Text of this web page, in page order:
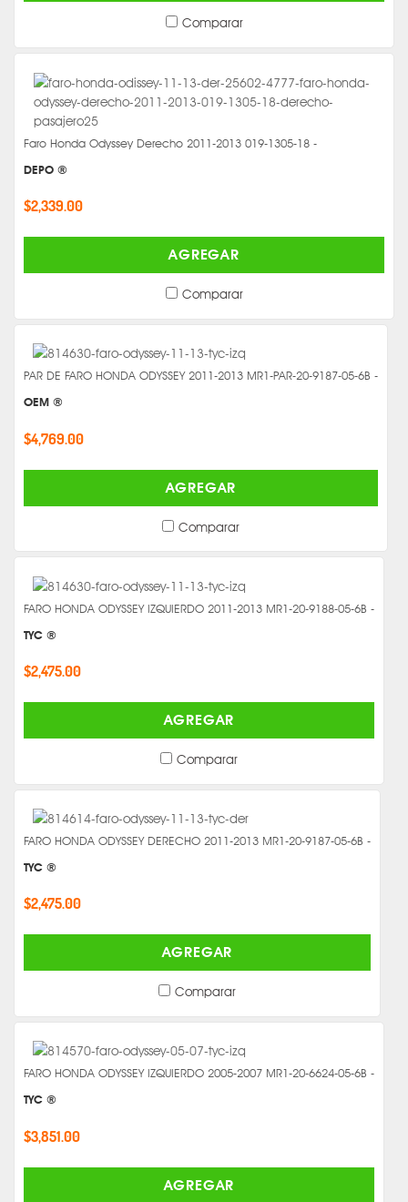
Comparar
Faro Honda Odyssey Derecho 2011-2013 019-1305-18 -
DEPO ®
$2,339.00
AGREGAR
Comparar
PAR DE FARO HONDA ODYSSEY 2011-2013 MR1-PAR-20-9187-05-6B -
OEM ®
$4,769.00
AGREGAR
Comparar
FARO HONDA ODYSSEY IZQUIERDO 2011-2013 MR1-20-9188-05-6B -
TYC ®
$2,475.00
AGREGAR
Comparar
FARO HONDA ODYSSEY DERECHO 2011-2013 MR1-20-9187-05-6B -
TYC ®
$2,475.00
AGREGAR
Comparar
FARO HONDA ODYSSEY IZQUIERDO 2005-2007 MR1-20-6624-05-6B -
TYC ®
$3,851.00
AGREGAR